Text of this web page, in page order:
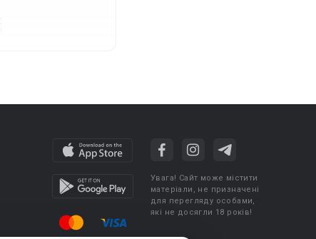
Увага! Сайт може містити
матеріали, не призначені
для перегляду особами,
які не досягли 18 років!